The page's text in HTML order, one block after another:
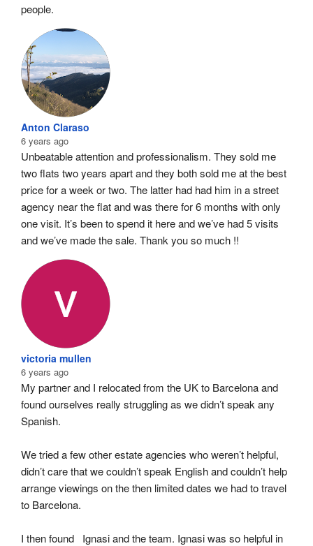
people.
Anton Claraso
6 years ago
Unbeatable attention and professionalism. They sold me
two flats two years apart and they both sold me at the best
price for a week or two. The latter had had him in a street
agency near the flat and was there for 6 months with only
one visit. It’s been to spend it here and we’ve had 5 visits
and we’ve made the sale. Thank you so much !!
victoria mullen
6 years ago
My partner and I relocated from the UK to Barcelona and
found ourselves really struggling as we didn’t speak any
Spanish.
We tried a few other estate agencies who weren’t helpful,
didn’t care that we couldn’t speak English and couldn’t help
arrange viewings on the then limited dates we had to travel
to Barcelona.
I then found   Ignasi and the team. Ignasi was so helpful in